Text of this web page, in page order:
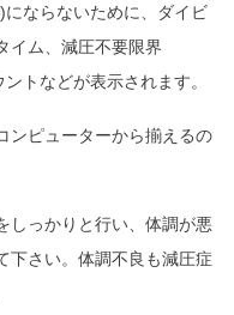
ならないために、ダイビ
イム、減圧不要限界
トなどが表示されます。
ンピューターから揃えるの
しっかりと行い、体調が悪
下さい。体調不良も減圧症